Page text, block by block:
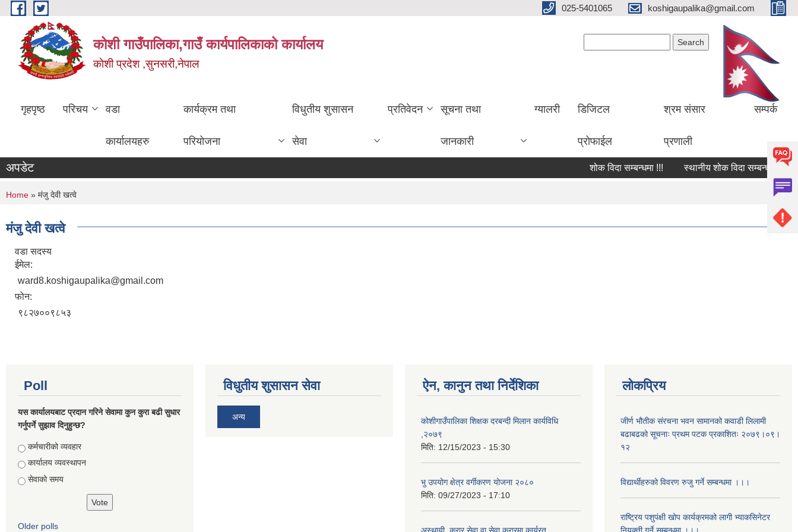
Skip to main content 025-5401065 koshigaupalika@gmail.com
कोशी गाउँपालिका,गाउँ कार्यपालिकाको कार्यालय
काेशी प्रदेश ,सुनसरी,नेपाल
गृहपृष्ठ परिचय वडा
कार्यालयहरु
कार्यक्रम तथा
परियोजना
विधुतीय शुसासन
सेवा
प्रतिवेदन सूचना तथा
जानकारी
ग्यालरी डिजिटल
प्रोफाईल
श्रम संसार
प्रणाली
सम्पर्क
अपडेट शोक विदा सम्बन्धमा !!! स्थानीय शोक विदा सम्बन्धमा !!!
You are here
Home » मंजु देवी खत्वे
मंजु देवी खत्वे
वडा सदस्य
ईमेल:
ward8.koshigaupalika@gmail.com
फोन:
९८२७००९८५३
Poll
यस कार्यालयबाट प्रदान गरिने सेवामा कुन कुरा बढी सुधार
गर्नुपर्ने सुझाव दिनुहुन्छ?
Choices
कर्मचारीको व्यवहार
कार्यालय व्यवस्थापन
सेवाको समय
Older polls
विधुतीय शुसासन सेवा
अन्य
ऐन, कानुन तथा निर्देशिका
कोशीगाउँपालिका शिक्षक दरबन्दी मिलान कार्यविधि
,२०७९
मिति: 12/15/2023 - 15:30
भु उपयोग क्षेत्र वर्गीकरण योजना २०८०
मिति: 09/27/2023 - 17:10
अस्थायी, करार सेवा वा सेवा करारमा कार्यरत
लोकप्रिय
जीर्ण भौतीक संरचना भवन सामानको कवाडी लिलामी
बढाबढको सूचनाः प्रथम पटक प्रकाशितः २०७९।०९।
१२
विद्यार्थीहरुको विवरण रुजु गर्ने सम्बन्धमा ।।।
राष्ट्रिय पशुपंक्षी खोप कार्यक्रमको लागी भ्याकसिनेटर
नियुक्ती गर्ने सम्बन्धमा ।।।